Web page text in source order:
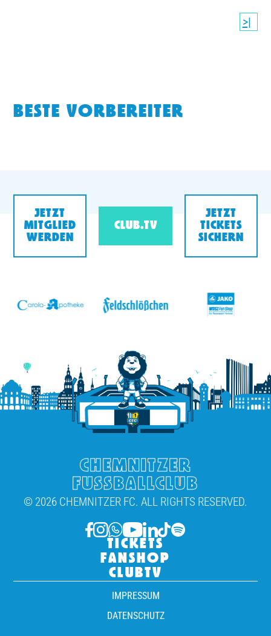
>|
BESTE VORBEREITER
JETZT
MITGLIED
WERDEN
CLUB.TV
JETZT
TICKETS
SICHERN
CHEMNITZER
FUSSBALLCLUB
© 2026 CHEMNITZER FC. ALL RIGHTS RESERVED.
TICKETS
FANSHOP
CLUBTV
IMPRESSUM
DATENSCHUTZ